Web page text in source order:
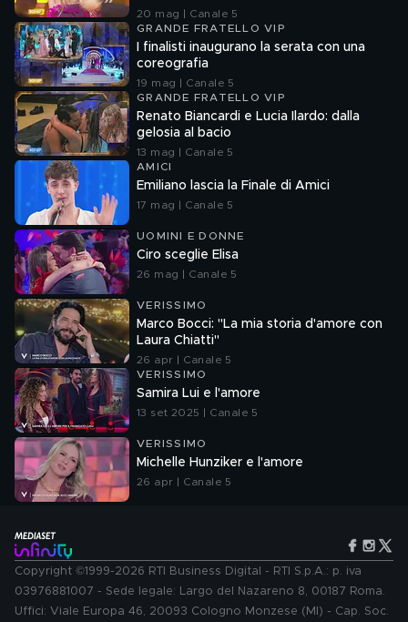
20 mag | Canale 5
GRANDE FRATELLO VIP
I finalisti inaugurano la serata con una
coreografia
19 mag | Canale 5
GRANDE FRATELLO VIP
Renato Biancardi e Lucia Ilardo: dalla
gelosia al bacio
13 mag | Canale 5
AMICI
Emiliano lascia la Finale di Amici
17 mag | Canale 5
UOMINI E DONNE
Ciro sceglie Elisa
26 mag | Canale 5
VERISSIMO
Marco Bocci: "La mia storia d'amore con
Laura Chiatti"
26 apr | Canale 5
VERISSIMO
Samira Lui e l'amore
13 set 2025 | Canale 5
VERISSIMO
Michelle Hunziker e l'amore
26 apr | Canale 5
Copyright ©1999-2026 RTI Business Digital - RTI S.p.A.: p. iva
03976881007 - Sede legale: Largo del Nazareno 8, 00187 Roma.
Uffici: Viale Europa 46, 20093 Cologno Monzese (MI) - Cap. Soc.